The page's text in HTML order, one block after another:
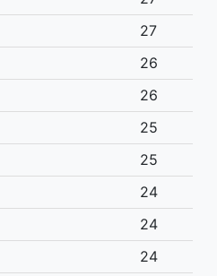
27
26
26
25
25
24
24
24